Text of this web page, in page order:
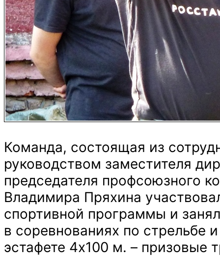
Команда, состоящая из
руководством заместителя
председателя профсоюзного
Владимира Пряхина
спортивной программы и
в соревнованиях по стрельбе
эстафете 4х100 м. – призовые